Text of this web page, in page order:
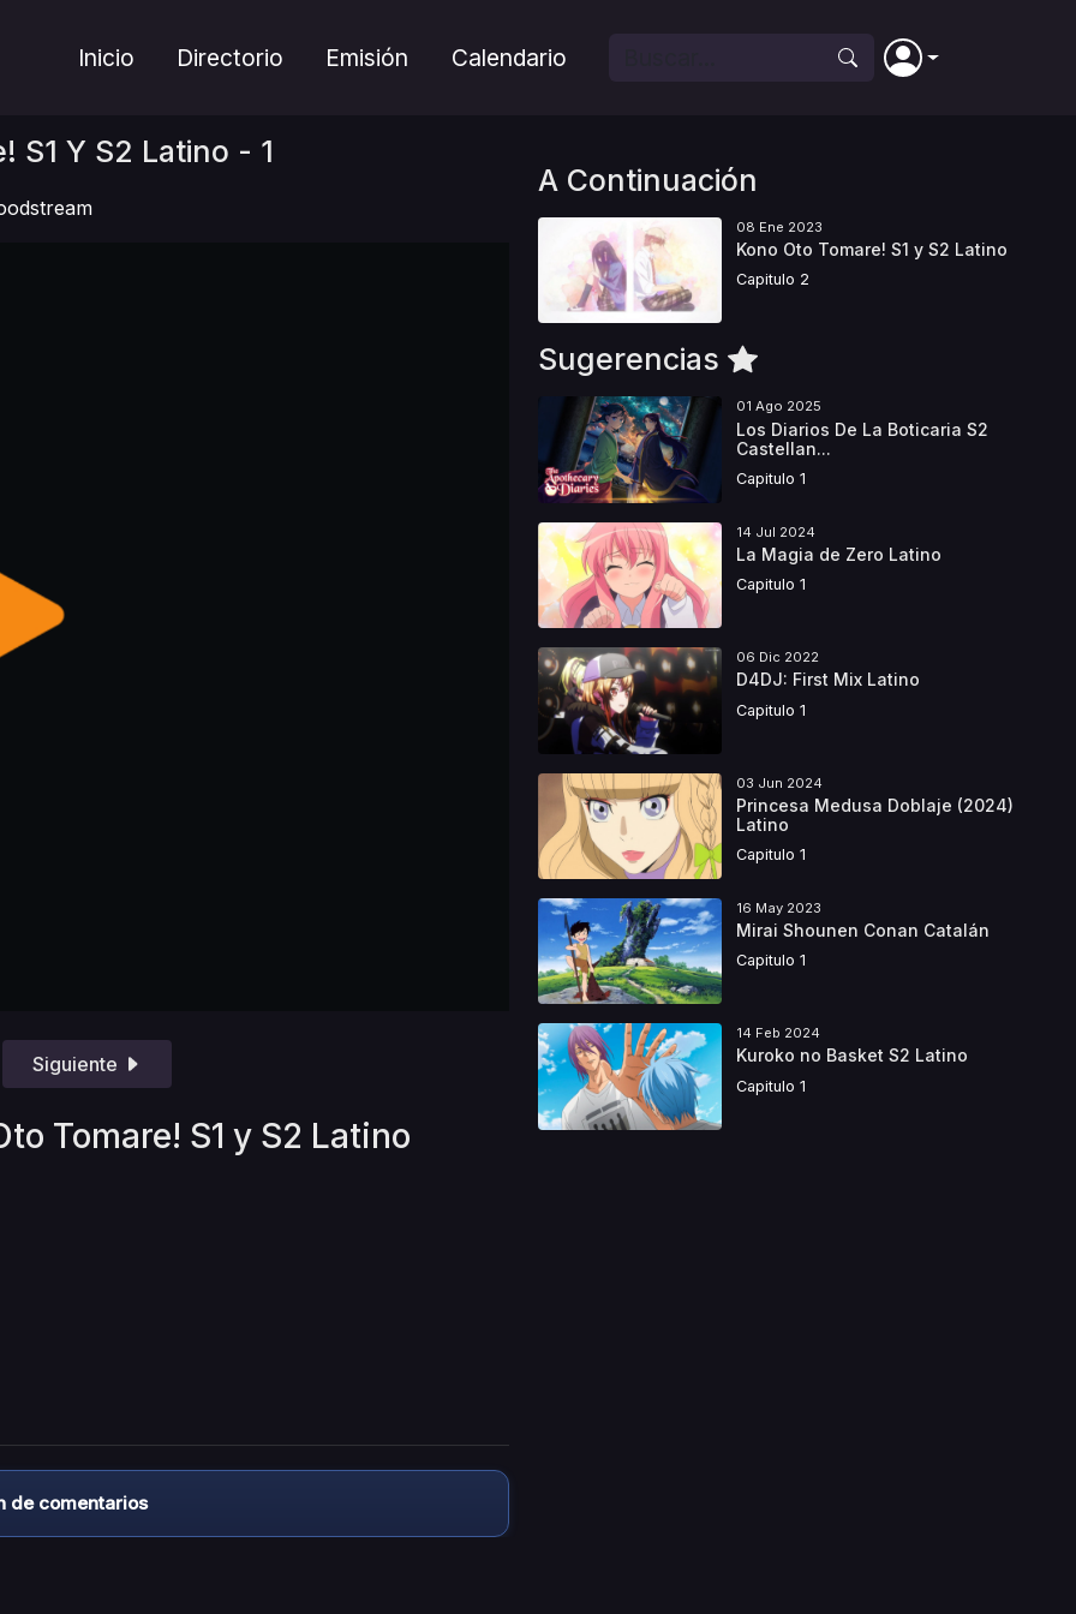
Inicio Directorio Emisión Calendario
S1 Y S2 Latino - 1
Siguiente
Tomare! S1 y S2 Latino
de comentarios
A Continuación
08 Ene 2023
Kono Oto Tomare! S1 y S2 Latino
Capitulo 2
Sugerencias
01 Ago 2025
Los Diarios De La Boticaria S2
Castellan...
Capitulo 1
14 Jul 2024
La Magia de Zero Latino
Capitulo 1
06 Dic 2022
D4DJ: First Mix Latino
Capitulo 1
03 Jun 2024
Princesa Medusa Doblaje (2024)
Latino
Capitulo 1
16 May 2023
Mirai Shounen Conan Catalán
Capitulo 1
14 Feb 2024
Kuroko no Basket S2 Latino
Capitulo 1